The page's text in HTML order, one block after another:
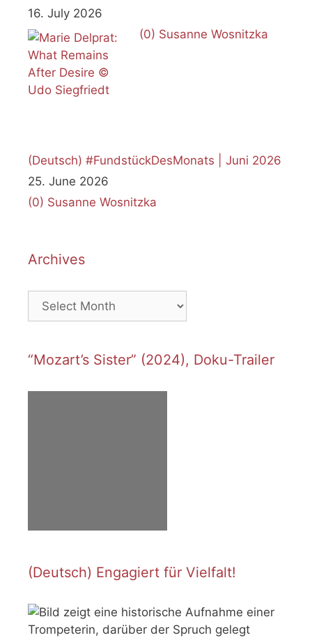
16. July 2026
(0) Susanne Wosnitzka
(Deutsch) #FundstückDesMonats | Juni 2026
25. June 2026
(0) Susanne Wosnitzka
Archives
Archives
“Mozart’s Sister” (2024), Doku-Trailer
(Deutsch) Engagiert für Vielfalt!